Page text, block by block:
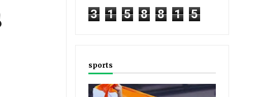
3 1 5 8 8 1 5
sports